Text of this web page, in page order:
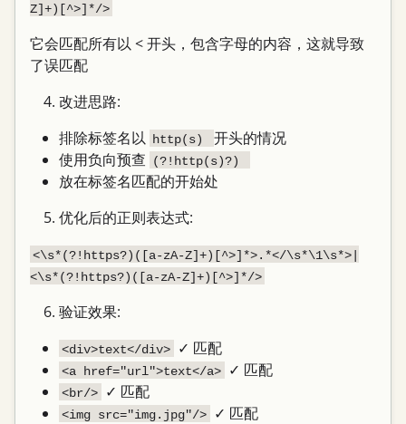
Z]+)[^>]*/>
它会匹配所有以 < 开头，包含字母的内容，这就导致
了误匹配
改进思路:
排除标签名以 http(s)
开头的情况
使用负向预查 (?!http(s)?)
放在标签名匹配的开始处
优化后的正则表达式:
<\s*(?!https?)([a-zA-Z]+)[^>]*>.*</\s*\1\s*>|
<\s*(?!https?)([a-zA-Z]+)[^>]*/>
验证效果:
<div>text</div> ✓ 匹配
<a href="url">text</a> ✓ 匹配
<br/> ✓ 匹配
<img src="img.jpg"/> ✓ 匹配